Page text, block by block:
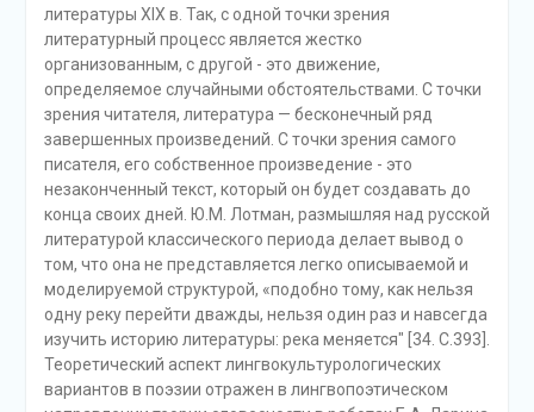
литературы XIX в. Так, с одной точки зрения
литературный процесс является жестко
организованным, с другой - это движение,
определяемое случайными обстоятельствами. С точки
зрения читателя, литература — бесконечный ряд
завершенных произведений. С точки зрения самого
писателя, его собственное произведение - это
незаконченный текст, который он будет создавать до
конца своих дней. Ю.М. Лотман, размышляя над русской
литературой классического периода делает вывод о
том, что она не представляется легко описываемой и
моделируемой структурой, «подобно тому, как нельзя
одну реку перейти дважды, нельзя один раз и навсегда
изучить историю литературы: река меняется" [34. С.393].
Теоретический аспект лингвокультурологических
вариантов в поэзии отражен в лингвопоэтическом